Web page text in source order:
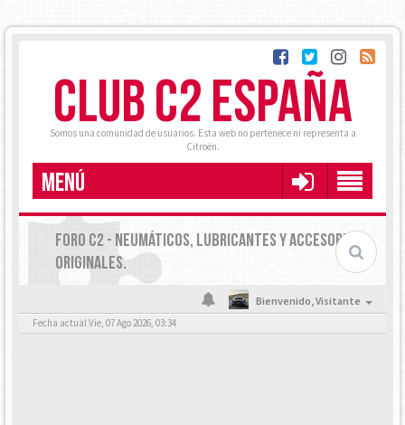
CLUB C2 ESPAÑA
Somos una comunidad de usuarios. Esta web no pertenece ni representa a
Citroën.
MENÚ
FORO C2 - NEUMÁTICOS, LUBRICANTES Y ACCESORIOS
ORIGINALES.
Bienvenido,Visitante
Fecha actual Vie, 07 Ago 2026, 03:34